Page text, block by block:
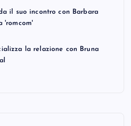
il suo incontro con Barbara
'romcom'
la relazione con Bruna